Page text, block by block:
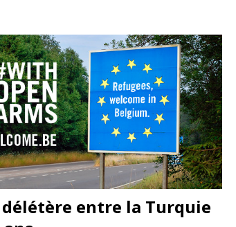
d'un tchétchène suspendue
AMNESTY
migratoire délétère entre la Turquie et l'UE dure
entre la Turquie